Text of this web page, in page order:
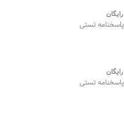
رایگان
پاسخنامه تستی
رایگان
پاسخنامه تستی